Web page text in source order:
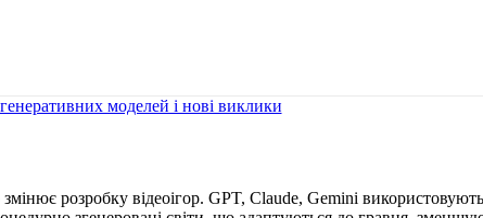
розробку відеоігор. GPT, Claude, Gemini